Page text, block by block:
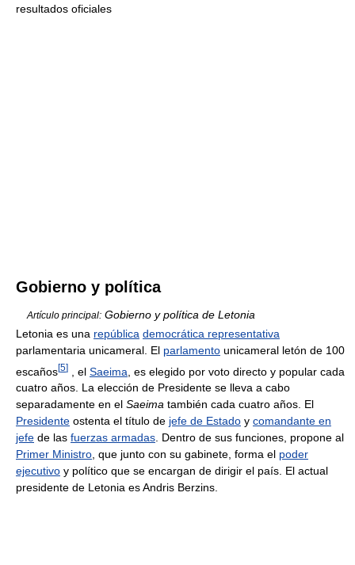
resultados oficiales
Gobierno y política
Artículo principal: Gobierno y política de Letonia
Letonia es una república democrática representativa
parlamentaria unicameral. El parlamento unicameral letón de 100
escaños[5] , el Saeima , es elegido por voto directo y popular cada
cuatro años. La elección de Presidente se lleva a cabo
separadamente en el Saeima también cada cuatro años. El
Presidente ostenta el título de jefe de Estado y comandante en
jefe de las fuerzas armadas. Dentro de sus funciones, propone al
Primer Ministro, que junto con su gabinete, forma el poder
ejecutivo y político que se encargan de dirigir el país. El actual
presidente de Letonia es Andris Berzins.